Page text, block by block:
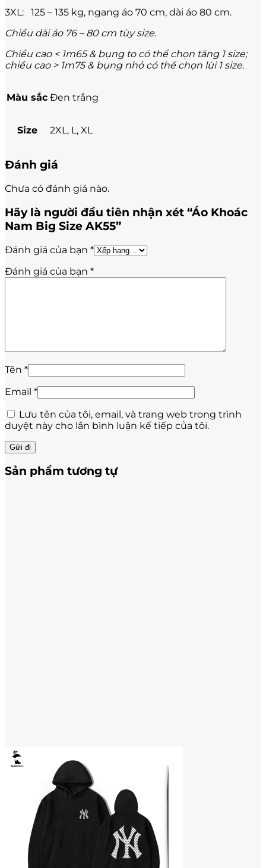
3XL: 125 – 135 kg, ngang áo 70 cm, dài áo 80 cm.
Chiều dài áo 76 – 80 cm tùy size.
Chiều cao < 1m65 & bụng to có thể chọn tăng 1 size;
chiều cao > 1m75 & bụng nhỏ có thể chọn lùi 1 size.
Màu sắc Đen trắng
Size 2XL, L, XL
Đánh giá
Chưa có đánh giá nào.
Hãy là người đầu tiên nhận xét “Áo Khoác
Nam Big Size AK55”
Đánh giá của bạn *
Đánh giá của bạn *
Tên *
Email *
Lưu tên của tôi, email, và trang web trong trình
duyệt này cho lần bình luận kế tiếp của tôi.
Sản phẩm tương tự